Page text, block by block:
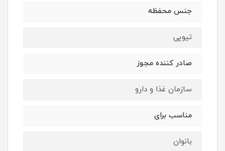
جنس محفظه
تیوپی
صادر کننده مجوز
سازمان غذا و دارو
مناسب برای
بانوان